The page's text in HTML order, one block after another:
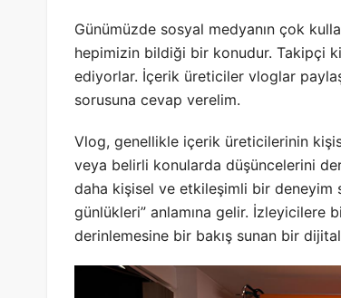
Günümüzde sosyal medyanın çok
hepimizin bildiği bir konudur. Takipçi
ediyorlar. İçerik üreticiler vloglar
sorusuna cevap verelim.
Vlog, genellikle içerik üreticilerinin
veya belirli konularda düşüncelerini
daha kişisel ve etkileşimli bir deneyim
günlükleri” anlamına gelir. İzleyicilere
derinlemesine bir bakış sunan bir